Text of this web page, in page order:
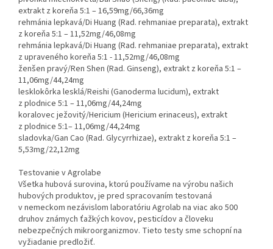
extrakt z koreňa 5:1 – 16,59mg/66,36mg
rehmánia lepkavá/Di Huang (Rad. rehmaniae preparata), extrakt
z koreňa 5:1 – 11,52mg/46,08mg
rehmánia lepkavá/Di Huang (Rad. rehmaniae preparata), extrakt
z upraveného koreňa 5:1 - 11,52mg/46,08mg
ženšen pravý/Ren Shen (Rad. Ginseng), extrakt z koreňa 5:1 –
11,06mg/44,24mg
lesklokôrka lesklá/Reishi (Ganoderma lucidum), extrakt
z plodnice 5:1 – 11,06mg/44,24mg
koralovec ježovitý/Hericium (Hericium erinaceus), extrakt
z plodnice 5:1– 11,06mg/44,24mg
sladovka/Gan Cao (Rad. Glycyrrhizae), extrakt z koreňa 5:1 –
5,53mg/22,12mg
Testovanie v Agrolabe
Všetka hubová surovina, ktorú používame na výrobu našich
hubových produktov, je pred spracovaním testovaná
v nemeckom nezávislom laboratóriu Agrolab na viac ako 500
druhov známych ťažkých kovov, pesticídov a človeku
nebezpečných mikroorganizmov. Tieto testy sme schopní na
vyžiadanie predložiť.